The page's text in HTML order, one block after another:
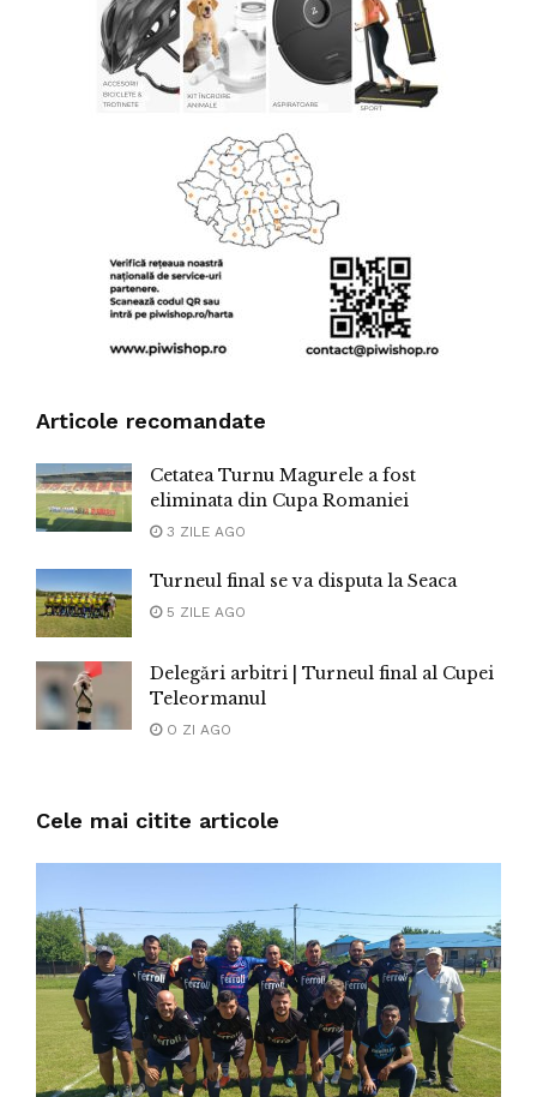
Articole recomandate
Cetatea Turnu Magurele a fost
eliminata din Cupa Romaniei
3 ZILE AGO
Turneul final se va disputa la Seaca
5 ZILE AGO
Delegări arbitri | Turneul final al Cupei
Teleormanul
O ZI AGO
Cele mai citite articole